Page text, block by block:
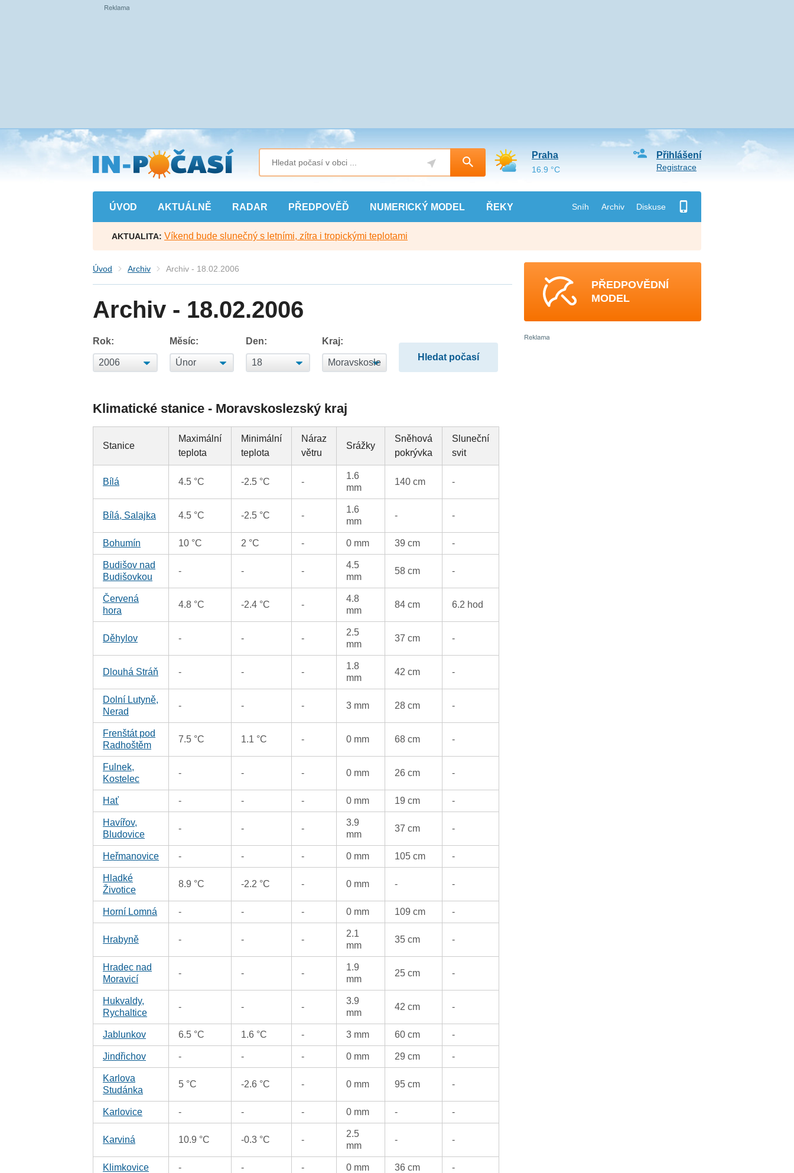
Přejít
na
hlavní
obsah
ÚVOD AKTUÁLNĚ RADAR PŘEDPOVĚĎ NUMERICKÝ MODEL ŘEKY Sníh Archiv Diskuse
Přihlášení
Registrace
Praha
16.9 °C
AKTUALITA: Víkend bude slunečný s letními, zítra i tropickými teplotami
Úvod Archiv Archiv - 18.02.2006
Archiv - 18.02.2006
Rok: Měsíc: Den: Kraj:
Klimatické stanice - Moravskoslezský kraj
Stanice
Maximální
teplota
Minimální
teplota
Náraz
větru
Srážky
Sněhová
pokrývka
Sluneční
svit
Bílá 4.5 °C -2.5 °C -
1.6
mm
140 cm -
Bílá, Salajka 4.5 °C -2.5 °C -
1.6
mm
- -
Bohumín 10 °C 2 °C - 0 mm 39 cm -
Budišov nad
Budišovkou
- - -
4.5
mm
58 cm -
Červená
hora
4.8 °C -2.4 °C -
4.8
mm
84 cm 6.2 hod
Děhylov - - -
2.5
mm
37 cm -
Dlouhá Stráň - - -
1.8
mm
42 cm -
Dolní Lutyně,
Nerad
- - - 3 mm 28 cm -
Frenštát pod
Radhoštěm
7.5 °C 1.1 °C - 0 mm 68 cm -
Fulnek,
Kostelec
- - - 0 mm 26 cm -
Hať - - - 0 mm 19 cm -
Havířov,
Bludovice
- - -
3.9
mm
37 cm -
Heřmanovice - - - 0 mm 105 cm -
Hladké
Životice
8.9 °C -2.2 °C - 0 mm - -
Horní Lomná - - - 0 mm 109 cm -
Hrabyně - - -
2.1
mm
35 cm -
Hradec nad
Moravicí
- - -
1.9
mm
25 cm -
Hukvaldy,
Rychaltice
- - -
3.9
mm
42 cm -
Jablunkov 6.5 °C 1.6 °C - 3 mm 60 cm -
Jindřichov - - - 0 mm 29 cm -
Karlova
Studánka
5 °C -2.6 °C - 0 mm 95 cm -
Karlovice - - - 0 mm - -
Karviná 10.9 °C -0.3 °C -
2.5
mm
- -
Klimkovice - - - 0 mm 36 cm -
PŘEDPOVĚDNÍ
MODEL